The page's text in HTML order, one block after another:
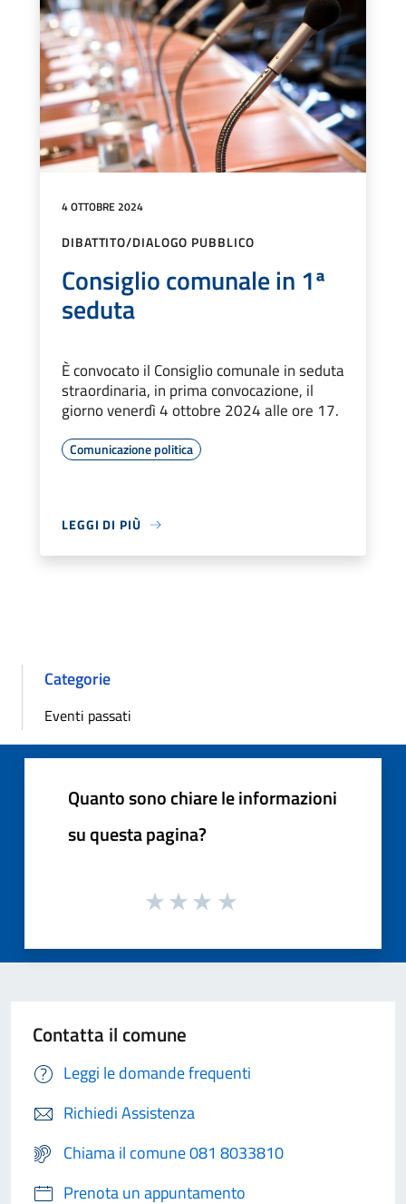
4 OTTOBRE 2024
DIBATTITO/DIALOGO PUBBLICO
Consiglio comunale in 1ª
seduta
È convocato il Consiglio comunale in seduta
straordinaria, in prima convocazione, il
giorno venerdì 4 ottobre 2024 alle ore 17.
Comunicazione politica
LEGGI DI PIÙ
Categorie
Eventi passati
Quanto sono chiare le informazioni
su questa pagina?
Contatta il comune
Leggi le domande frequenti
Richiedi Assistenza
Chiama il comune 081 8033810
Prenota un appuntamento